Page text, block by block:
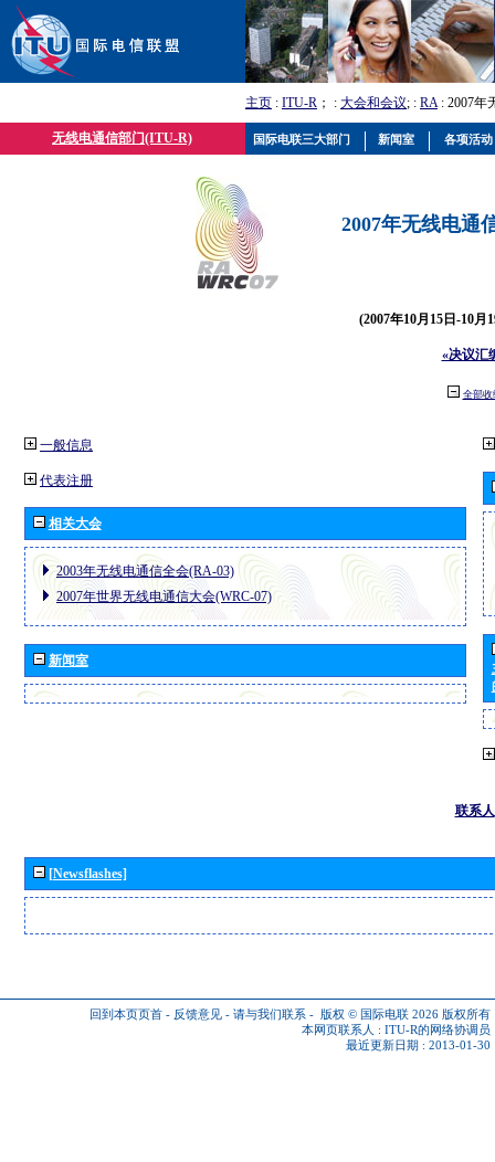
主页 : ITU-R ； : 大会和会议; : RA: 2007年
无线电通信部门(ITU-R)
2007年无线电通
(2007年10月15日-10月
«决议汇
全部收
一般信息
代表注册
相关大会
2003年无线电通信全会(RA-03)
2007年世界无线电通信大会(WRC-07)
新闻室
联系人
[Newsflashes]
回到本页页首 - 反馈意见 - 请与我们联系 - 版权 © 国际电联 2026 版权所有
本网页联系人 : ITU-R的网络协调员
最近更新日期 : 2013-01-30
国际电联三大部门 新闻室 各项活动